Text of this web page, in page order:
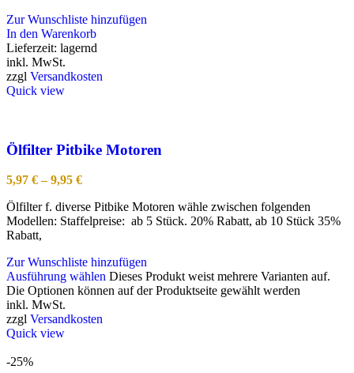
Zur Wunschliste hinzufügen
In den Warenkorb
Lieferzeit: lagernd
inkl. MwSt.
zzgl Versandkosten
Quick view
Ölfilter Pitbike Motoren
5,97 €–9,95 €
Ölfilter f. diverse Pitbike Motoren wähle zwischen folgenden
Modellen: Staffelpreise: ab 5 Stück. 20% Rabatt, ab 10 Stück 35%
Rabatt,
Zur Wunschliste hinzufügen
Ausführung wählen Dieses Produkt weist mehrere Varianten auf.
Die Optionen können auf der Produktseite gewählt werden
inkl. MwSt.
zzgl Versandkosten
Quick view
-25%